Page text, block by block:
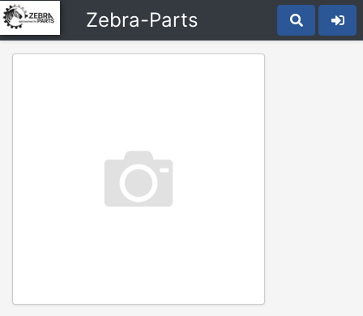
Zebra-Parts